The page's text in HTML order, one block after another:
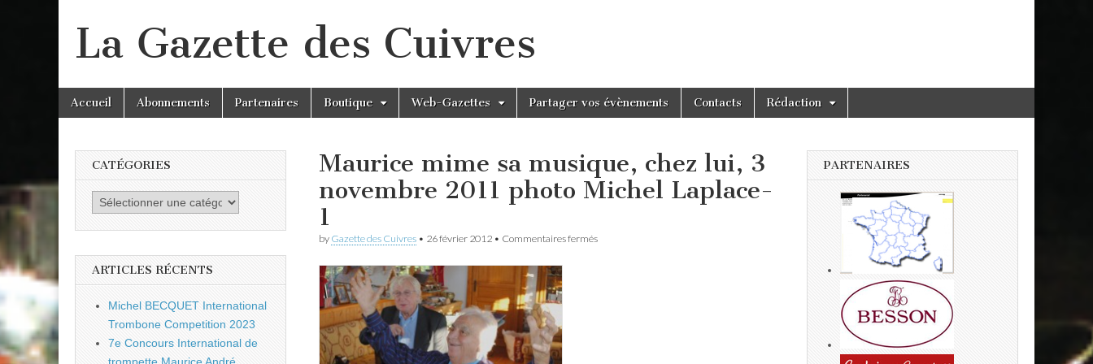
La Gazette des Cuivres
Main
menu
Skip
Accueil Abonnements Partenaires Boutique Web-Gazettes Partager vos évènements Contacts Rédaction
Maurice mime sa musique, chez lui, 3
novembre 2011 photo Michel Laplace-
1
by Gazette des Cuivres • 26 février 2012 • Commentaires ferméssur
CATÉGORIES
Catégories
ARTICLES RÉCENTS
Michel BECQUET International
Trombone Competition 2023
7e Concours International de
PARTENAIRES